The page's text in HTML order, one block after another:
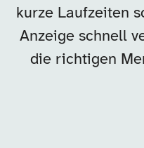
kurze Laufzeiten
Anzeige schnell
die richtigen